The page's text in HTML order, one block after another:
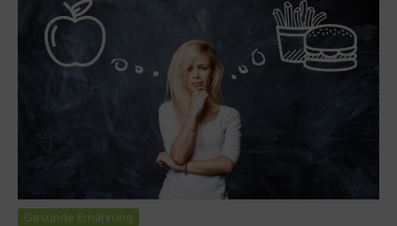
Gesunde Ernährung